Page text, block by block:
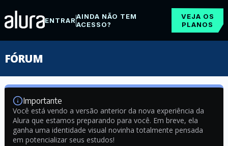
ENTRARAINDA NÃO TEM
ACESSO?
VEJA OS
PLANOS
FÓRUM
Importante
Você está vendo a versão anterior da nova experiência da
Alura que estamos preparando para você. Em breve, ela
ganha uma identidade visual novinha totalmente pensada
em potencializar seus estudos!